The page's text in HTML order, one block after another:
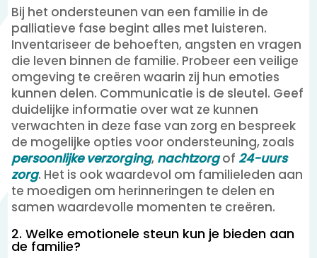
Bij het ondersteunen van een familie in de
palliatieve fase begint alles met luisteren.
Inventariseer de behoeften, angsten en vragen
die leven binnen de familie. Probeer een veilige
omgeving te creëren waarin zij hun emoties
kunnen delen. Communicatie is de sleutel. Geef
duidelijke informatie over wat ze kunnen
verwachten in deze fase van zorg en bespreek
de mogelijke opties voor ondersteuning, zoals
persoonlijke verzorging, nachtzorgof 24-uurs
zorg. Het is ook waardevol om familieleden aan
te moedigen om herinneringen te delen en
samen waardevolle momenten te creëren.
2. Welke emotionele steun kun je bieden aan
de familie?